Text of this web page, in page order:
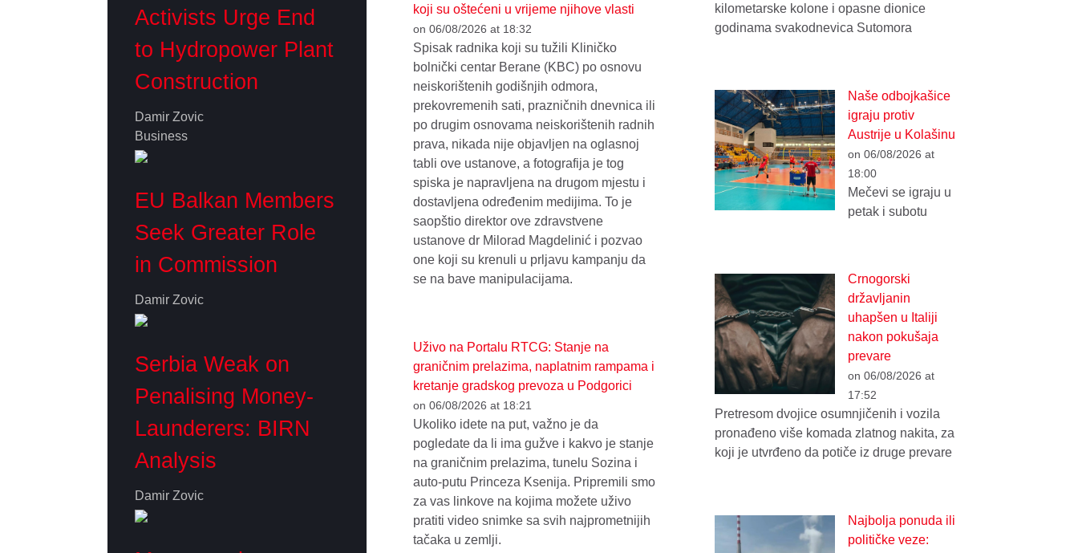
Activists Urge End
to Hydropower Plant
Construction
Damir Zovic
Business
EU Balkan Members
Seek Greater Role
in Commission
Damir Zovic
Serbia Weak on
Penalising Money-
Launderers: BIRN
Analysis
Damir Zovic
koji su oštećeni u vrijeme njihove vlasti
on 06/08/2026 at 18:32
Spisak radnika koji su tužili Kliničko
bolnički centar Berane (KBC) po osnovu
neiskorištenih godišnjih odmora,
prekovremenih sati, prazničnih dnevnica ili
po drugim osnovama neiskorištenih radnih
prava, nikada nije objavljen na oglasnoj
tabli ove ustanove, a fotografija je tog
spiska je napravljena na drugom mjestu i
dostavljena određenim medijima. To je
saopštio direktor ove zdravstvene
ustanove dr Milorad Magdelinić i pozvao
one koji su krenuli u prljavu kampanju da
se na bave manipulacijama.
Uživo na Portalu RTCG: Stanje na
graničnim prelazima, naplatnim rampama i
kretanje gradskog prevoza u Podgorici
on 06/08/2026 at 18:21
Ukoliko idete na put, važno je da
pogledate da li ima gužve i kakvo je stanje
na graničnim prelazima, tunelu Sozina i
auto-putu Princeza Ksenija. Pripremili smo
za vas linkove na kojima možete uživo
pratiti video snimke sa svih najprometnijih
tačaka u zemlji.
kilometarske kolone i opasne dionice
godinama svakodnevica Sutomora
Naše odbojkašice
igraju protiv
Austrije u Kolašinu
on 06/08/2026 at
18:00
Mečevi se igraju u
petak i subotu
Crnogorski
državljanin
uhapšen u Italiji
nakon pokušaja
prevare
on 06/08/2026 at
17:52
Pretresom dvojice osumnjičenih i vozila
pronađeno više komada zlatnog nakita, za
koji je utvrđeno da potiče iz druge prevare
Najbolja ponuda ili
političke veze: